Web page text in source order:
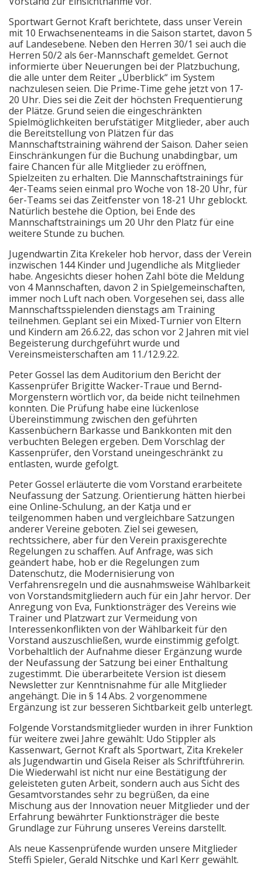
Sportwart Gernot Kraft berichtete, dass unser Verein
mit 10 Erwachsenenteams in die Saison startet, davon 5
auf Landesebene. Neben den Herren 30/1 sei auch die
Herren 50/2 als 6er-Mannschaft gemeldet. Gernot
informierte über Neuerungen bei der Platzbuchung,
die alle unter dem Reiter „Überblick“ im System
nachzulesen seien. Die Prime-Time gehe jetzt von 17-
20 Uhr. Dies sei die Zeit der höchsten Frequentierung
der Plätze. Grund seien die eingeschränkten
Spielmöglichkeiten berufstätiger Mitglieder, aber auch
die Bereitstellung von Plätzen für das
Mannschaftstraining während der Saison. Daher seien
Einschränkungen für die Buchung unabdingbar, um
faire Chancen für alle Mitglieder zu eröffnen,
Spielzeiten zu erhalten. Die Mannschaftstrainings für
4er-Teams seien einmal pro Woche von 18-20 Uhr, für
6er-Teams sei das Zeitfenster von 18-21 Uhr geblockt.
Natürlich bestehe die Option, bei Ende des
Mannschaftstrainings um 20 Uhr den Platz für eine
weitere Stunde zu buchen.
Jugendwartin Zita Krekeler hob hervor, dass der Verein
inzwischen 144 Kinder und Jugendliche als Mitglieder
habe. Angesichts dieser hohen Zahl böte die Meldung
von 4 Mannschaften, davon 2 in Spielgemeinschaften,
immer noch Luft nach oben. Vorgesehen sei, dass alle
Mannschaftsspielenden dienstags am Training
teilnehmen. Geplant sei ein Mixed-Turnier von Eltern
und Kindern am 26.6.22, das schon vor 2 Jahren mit viel
Begeisterung durchgeführt wurde und
Vereinsmeisterschaften am 11./12.9.22.
Peter Gossel las dem Auditorium den Bericht der
Kassenprüfer Brigitte Wacker-Traue und Bernd-
Morgenstern wörtlich vor, da beide nicht teilnehmen
konnten. Die Prüfung habe eine lückenlose
Übereinstimmung zwischen den geführten
Kassenbüchern Barkasse und Bankkonten mit den
verbuchten Belegen ergeben. Dem Vorschlag der
Kassenprüfer, den Vorstand uneingeschränkt zu
entlasten, wurde gefolgt.
Peter Gossel erläuterte die vom Vorstand erarbeitete
Neufassung der Satzung. Orientierung hätten hierbei
eine Online-Schulung, an der Katja und er
teilgenommen haben und vergleichbare Satzungen
anderer Vereine geboten. Ziel sei gewesen,
rechtssichere, aber für den Verein praxisgerechte
Regelungen zu schaffen. Auf Anfrage, was sich
geändert habe, hob er die Regelungen zum
Datenschutz, die Modernisierung von
Verfahrensregeln und die ausnahmsweise Wählbarkeit
von Vorstandsmitgliedern auch für ein Jahr hervor. Der
Anregung von Eva, Funktionsträger des Vereins wie
Trainer und Platzwart zur Vermeidung von
Interessenkonflikten von der Wählbarkeit für den
Vorstand auszuschließen, wurde einstimmig gefolgt.
Vorbehaltlich der Aufnahme dieser Ergänzung wurde
der Neufassung der Satzung bei einer Enthaltung
zugestimmt. Die überarbeitete Version ist diesem
Newsletter zur Kenntnisnahme für alle Mitglieder
angehängt. Die in § 14 Abs. 2 vorgenommene
Ergänzung ist zur besseren Sichtbarkeit gelb unterlegt.
Folgende Vorstandsmitglieder wurden in ihrer Funktion
für weitere zwei Jahre gewählt: Udo Stippler als
Kassenwart, Gernot Kraft als Sportwart, Zita Krekeler
als Jugendwartin und Gisela Reiser als Schriftführerin.
Die Wiederwahl ist nicht nur eine Bestätigung der
geleisteten guten Arbeit, sondern auch aus Sicht des
Gesamtvorstandes sehr zu begrüßen, da eine
Mischung aus der Innovation neuer Mitglieder und der
Erfahrung bewährter Funktionsträger die beste
Grundlage zur Führung unseres Vereins darstellt.
Als neue Kassenprüfende wurden unsere Mitglieder
Steffi Spieler, Gerald Nitschke und Karl Kerr gewählt.